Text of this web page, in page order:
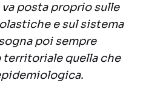
posta proprio sulle
e sul sistema
poi sempre
territoriale quella che